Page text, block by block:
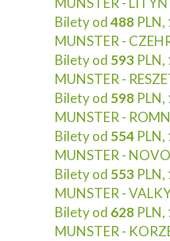
Bilety od488 PLN,
MUNSTER -
Bilety od 593 PLN,
MUNSTER -
Bilety od 598 PLN,
MUNSTER -
Bilety od 554 PLN,
MUNSTER -
Bilety od 553 PLN,
MUNSTER -
Bilety od 628 PLN,
MUNSTER -